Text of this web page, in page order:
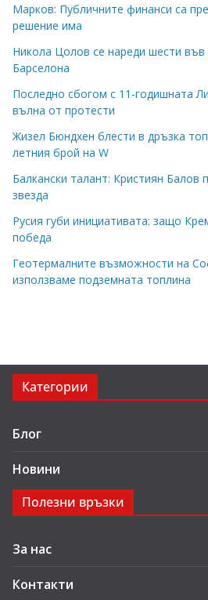
Марков: Публичните финанси са
решение има
Никола Цолов се нареди шести
Барселона
Последно сбогом с 11-годишната
вълна от протести
Жизел Бюндхен блести в дръзка
летния брой на W
Балкански талант: Кристиян Балов
звезда
Русия губи инициативата: защо
победа
Геотермалните възможности на
използваме подземната топлина
Категории
Блог
Новини
Полезни връзки
За нас
Контакти